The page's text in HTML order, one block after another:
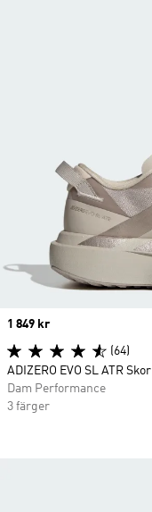
Price
1 849 kr
(64)
ADIZERO EVO SL ATR Skor
Dam Performance
3 färger